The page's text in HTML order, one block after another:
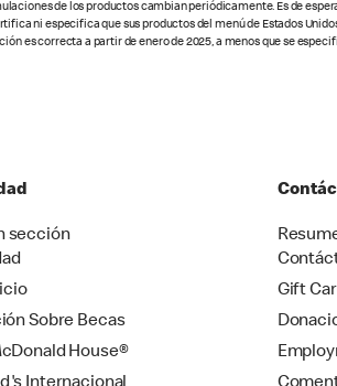
de los productos cambian periódicamente. Es de
ni especifica que sus productos del menú de Estados
es correcta a partir de enero de 2025, a menos que se
sección
Sobre Becas
House®
Gift